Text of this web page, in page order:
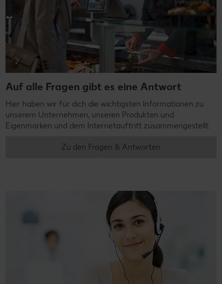
Auf alle Fragen gibt es eine Antwort
Hier haben wir für dich die wichtigsten Informationen zu
unserem Unternehmen, unseren Produkten und
Eigenmarken und dem Internetauftritt zusammengestellt.
Zu den Fragen & Antworten